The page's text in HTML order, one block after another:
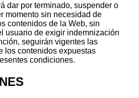
dar por terminado, suspender o
momento sin necesidad de
contenidos de la Web, sin
usuario de exigir indemnización
seguirán vigentes las
los contenidos expuestas
condiciones.